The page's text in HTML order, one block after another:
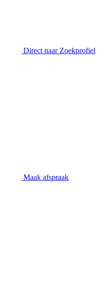
Direct naar Zoekprofiel
Maak afspraak